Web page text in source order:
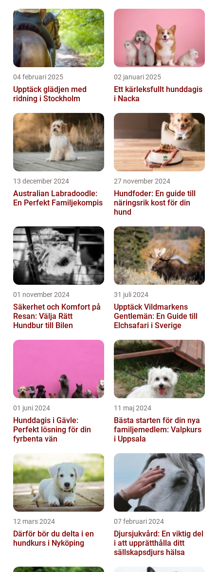
04 februari 2025
Upptäck glädjen med
ridning i Stockholm
02 januari 2025
Ett kärleksfullt hunddagis
i Nacka
13 december 2024
Australian Labradoodle:
En Perfekt Familjekompis
27 november 2024
Hundfoder: En guide till
näringsrik kost för din
hund
01 november 2024
Säkerhet och Komfort på
Resan: Välja Rätt
Hundbur till Bilen
31 juli 2024
Upptäck Vildmarkens
Gentlemän: En Guide till
Elchsafari i Sverige
01 juni 2024
Hunddagis i Gävle:
Perfekt lösning för din
fyrbenta vän
11 maj 2024
Bästa starten för din nya
familjemedlem: Valpkurs
i Uppsala
12 mars 2024
Därför bör du delta i en
hundkurs i Nyköping
07 februari 2024
Djursjukvård: En viktig del
i att upprätthålla ditt
sällskapsdjurs hälsa